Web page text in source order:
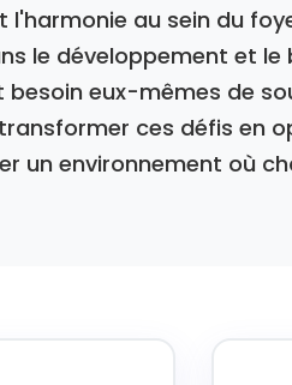
au sein du
le développement et
eux-mêmes de
ces défis en
un environnement où